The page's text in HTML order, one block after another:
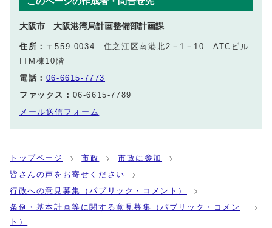
大阪市 大阪港湾局計画整備部計画課
住所： 〒559-0034 住之江区南港北2－1－10 ATCビル
ITM棟10階
電話： 06-6615-7773
ファックス： 06-6615-7789
メール送信フォーム
トップページ 市政
市政に参加
皆さんの声をお寄せください
行政への意見募集（パブリック・コメント）
条例・基本計画等に関する意見募集（パブリック・コメン
ト）